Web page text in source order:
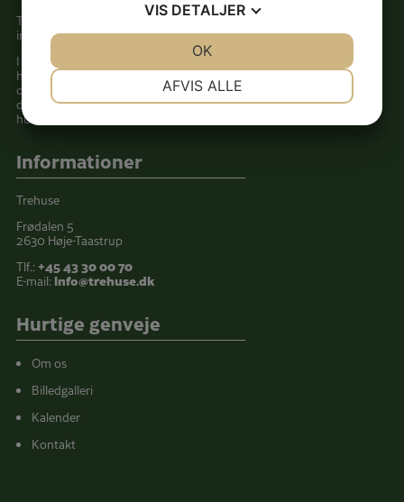
TreHusE er et hjem med alt hvad det
indebærer.
I hverdagen vægtes samvær og nærvær,
hygge og grin, musik og film, fælles
oplevelser og ture, ligesom beboerne
deltager i forskellige fritidstilbud udenfor
huset.
Informationer
Trehuse
Frødalen 5
2630 Høje-Taastrup
Tlf.: +45 43 30 00 70
E-mail: info@trehuse.dk
Hurtige genveje
Om os
Billedgalleri
Kalender
Kontakt
VIS DETALJER
AFVIS ALLE
OK